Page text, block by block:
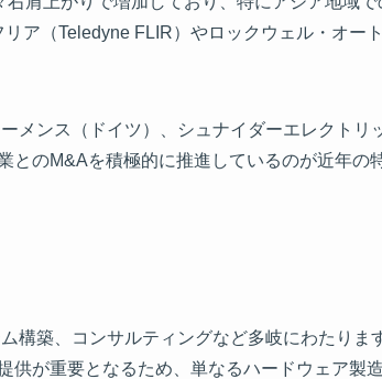
ア（Teledyne FLIR）やロックウェル・オー
メンス（ドイツ）、シュナイダーエレクトリ
のM&Aを積極的に推進しているのが近年の
構築、コンサルティングなど多岐にわたり
が重要となるため、単なるハードウェア製